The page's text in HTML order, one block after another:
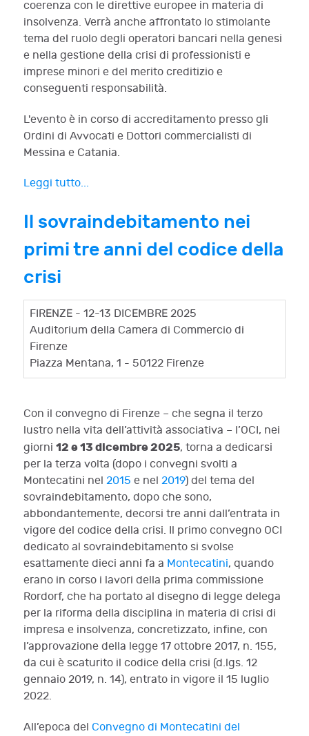
coerenza con le direttive europee in materia di
insolvenza. Verrà anche affrontato lo stimolante
tema del ruolo degli operatori bancari nella genesi
e nella gestione della crisi di professionisti e
imprese minori e del merito creditizio e
conseguenti responsabilità.
L'evento è in corso di accreditamento presso gli
Ordini di Avvocati e Dottori commercialisti di
Messina e Catania.
Leggi tutto...
Il sovraindebitamento nei
primi tre anni del codice della
crisi
FIRENZE - 12-13 DICEMBRE 2025
Auditorium della Camera di Commercio di
Firenze
Piazza Mentana, 1 - 50122 Firenze
Con il convegno di Firenze – che segna il terzo
lustro nella vita dell’attività associativa – l’OCI, nei
giorni 12 e 13 dicembre 2025, torna a dedicarsi
per la terza volta (dopo i convegni svolti a
Montecatini nel 2015 e nel 2019) del tema del
sovraindebitamento, dopo che sono,
abbondantemente, decorsi tre anni dall’entrata in
vigore del codice della crisi. Il primo convegno OCI
dedicato al sovraindebitamento si svolse
esattamente dieci anni fa a Montecatini, quando
erano in corso i lavori della prima commissione
Rordorf, che ha portato al disegno di legge delega
per la riforma della disciplina in materia di crisi di
impresa e insolvenza, concretizzato, infine, con
l’approvazione della legge 17 ottobre 2017, n. 155,
da cui è scaturito il codice della crisi (d.lgs. 12
gennaio 2019, n. 14), entrato in vigore il 15 luglio
2022.
All’epoca del Convegno di Montecatini del